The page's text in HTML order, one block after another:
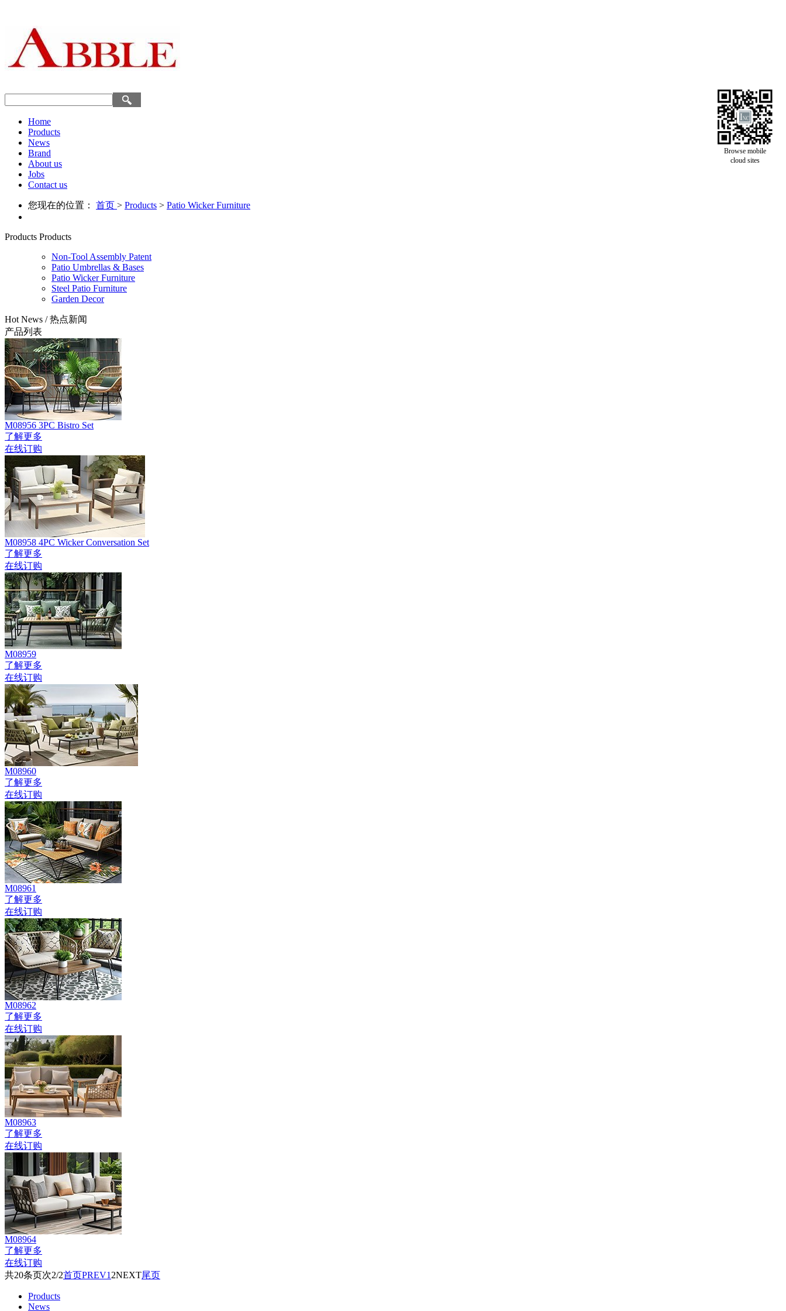
Home
Products
News
Brand
About us
Jobs
Contact us
您现在的位置： 首页 > Products > Patio Wicker Furniture
Products Products
Non-Tool Assembly Patent
Patio Umbrellas & Bases
Patio Wicker Furniture
Steel Patio Furniture
Garden Decor
Hot News / 热点新闻
产品列表
M08956 3PC Bistro Set
了解更多
在线订购
M08958 4PC Wicker Conversation Set
了解更多
在线订购
M08959
了解更多
在线订购
M08960
了解更多
在线订购
M08961
了解更多
在线订购
M08962
了解更多
在线订购
M08963
了解更多
在线订购
M08964
了解更多
在线订购
共20条页次2/2首页PREV1 2NEXT尾页
Products
News
Browse mobile
cloud sites